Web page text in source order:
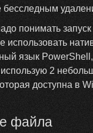
понимать
использовать
язык
2
доступна в
файла